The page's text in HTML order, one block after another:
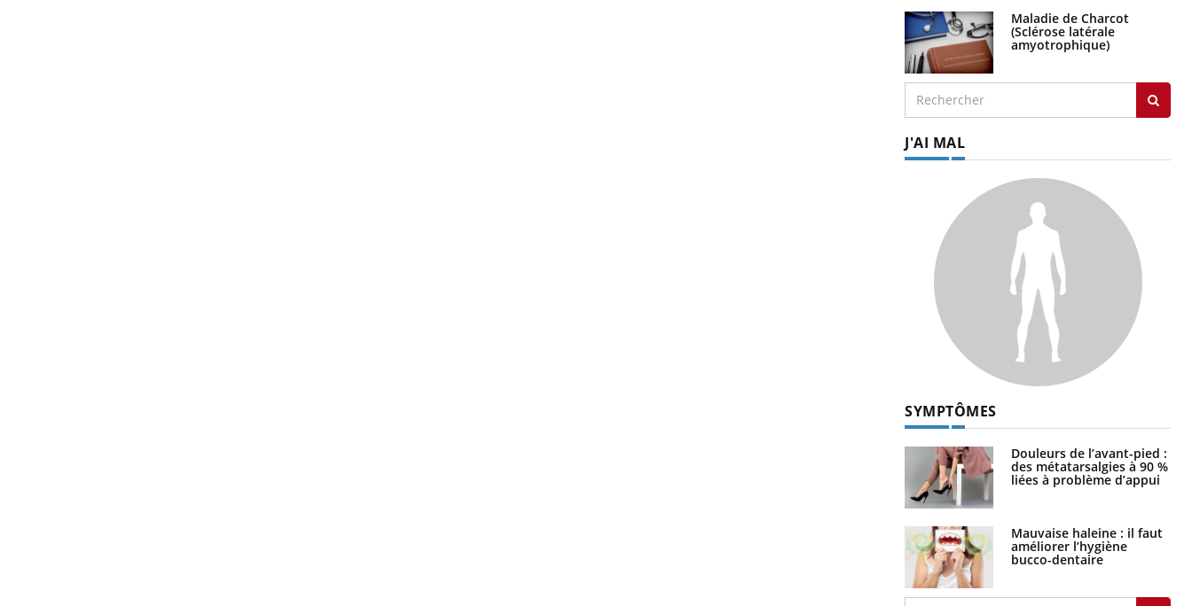
Maladie de Charcot
(Sclérose latérale
amyotrophique)
J'AI MAL
SYMPTÔMES
Douleurs de l’avant-pied :
des métatarsalgies à 90 %
liées à problème d’appui
Mauvaise haleine : il faut
améliorer l’hygiène
bucco-dentaire